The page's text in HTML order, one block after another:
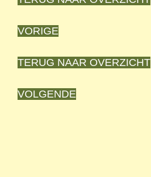
VORIGE
TERUG NAAR OVERZICHT
VOLGENDE